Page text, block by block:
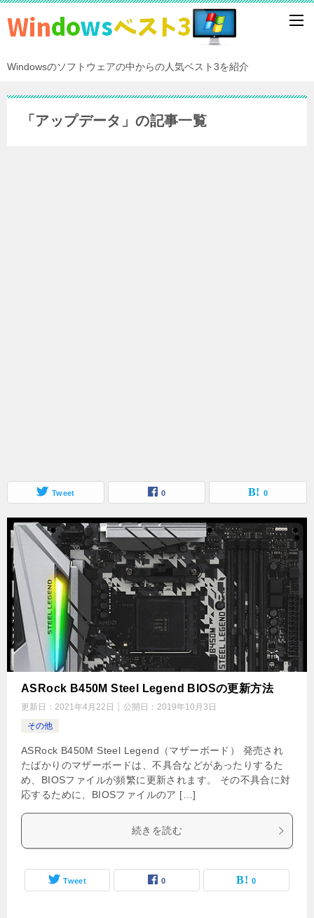
Windowsのソフトウェアの中からの人気ベスト3を紹介
「アップデータ」の記事一覧
Tweet 0 0
ASRock B450M Steel Legend BIOSの更新方法
更新日： 2021年4月22日 公開日： 2019年10月3日
その他
ASRock B450M Steel Legend（マザーボード） 発売され
たばかりのマザーボードは、不具合などがあったりするた
め、BIOSファイルが頻繁に更新されます。 その不具合に対
応するために、BIOSファイルのア […]
続きを読む
Tweet 0 0